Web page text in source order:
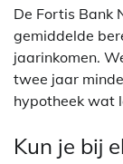
De Fortis Bank
gemiddelde
jaarinkomen.
twee jaar
hypotheek wat
Kun je bij